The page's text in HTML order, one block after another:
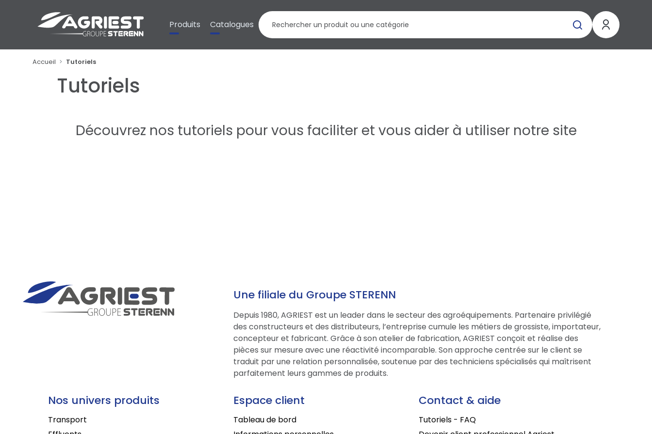
Produits Catalogues
Accueil Tutoriels
Tutoriels
Découvrez nos tutoriels pour vous faciliter et vous aider à utiliser notre site
Une filiale du Groupe STERENN
Depuis 1980, AGRIEST est un leader dans le secteur des agroéquipements. Partenaire privilégié
des constructeurs et des distributeurs, l’entreprise cumule les métiers de grossiste, importateur,
concepteur et fabricant. Grâce à son atelier de fabrication, AGRIEST conçoit et réalise des
pièces sur mesure avec une réactivité incomparable. Son approche centrée sur le client se
traduit par une relation personnalisée, soutenue par des techniciens spécialisés qui maîtrisent
parfaitement leurs gammes de produits.
Nos univers produits
Transport
Espace client
Tableau de bord
Contact & aide
Tutoriels - FAQ